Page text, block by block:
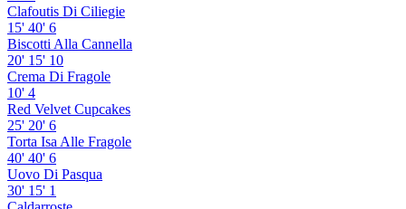
Clafoutis Di Ciliegie
15' 40' 6
Biscotti Alla Cannella
20' 15' 10
Crema Di Fragole
10' 4
Red Velvet Cupcakes
25' 20' 6
Torta Isa Alle Fragole
40' 40' 6
Uovo Di Pasqua
30' 15' 1